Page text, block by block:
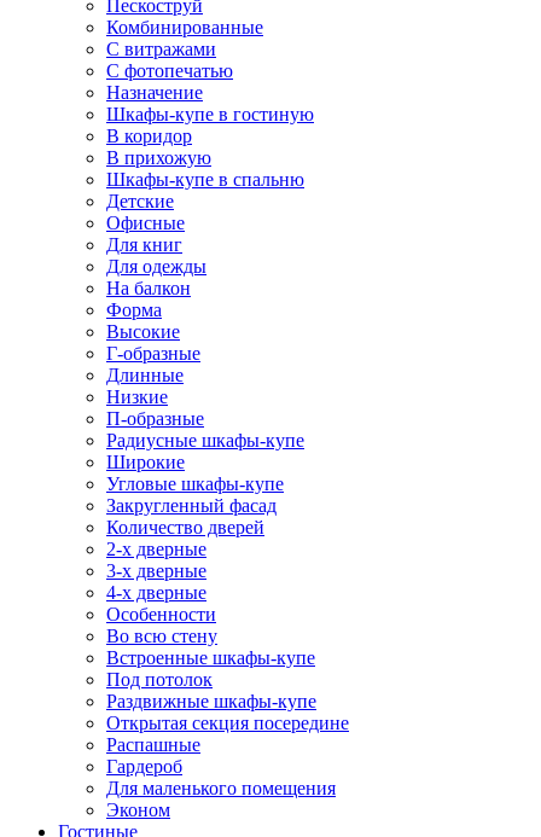
Пескоструй
Комбинированные
С витражами
С фотопечатью
Назначение
Шкафы-купе в гостиную
В коридор
В прихожую
Шкафы-купе в спальню
Детские
Офисные
Для книг
Для одежды
На балкон
Форма
Высокие
Г-образные
Длинные
Низкие
П-образные
Радиусные шкафы-купе
Широкие
Угловые шкафы-купе
Закругленный фасад
Количество дверей
2-х дверные
3-х дверные
4-х дверные
Особенности
Во всю стену
Встроенные шкафы-купе
Под потолок
Раздвижные шкафы-купе
Открытая секция посередине
Распашные
Гардероб
Для маленького помещения
Эконом
Гостиные